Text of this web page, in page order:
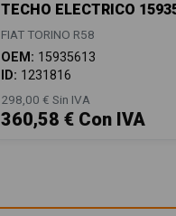
TECHO ELECTRICO
FIAT TORINO R58
OEM: 15935613
ID: 1231816
298,00 € Sin IVA
360,58 € Con IVA